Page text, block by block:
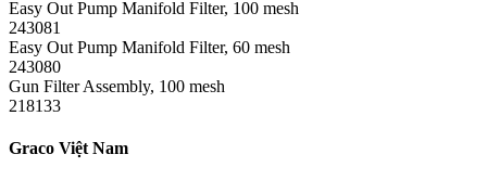
Easy Out Pump Manifold Filter, 100 mesh
243081
Easy Out Pump Manifold Filter, 60 mesh
243080
Gun Filter Assembly, 100 mesh
218133
Graco Việt Nam